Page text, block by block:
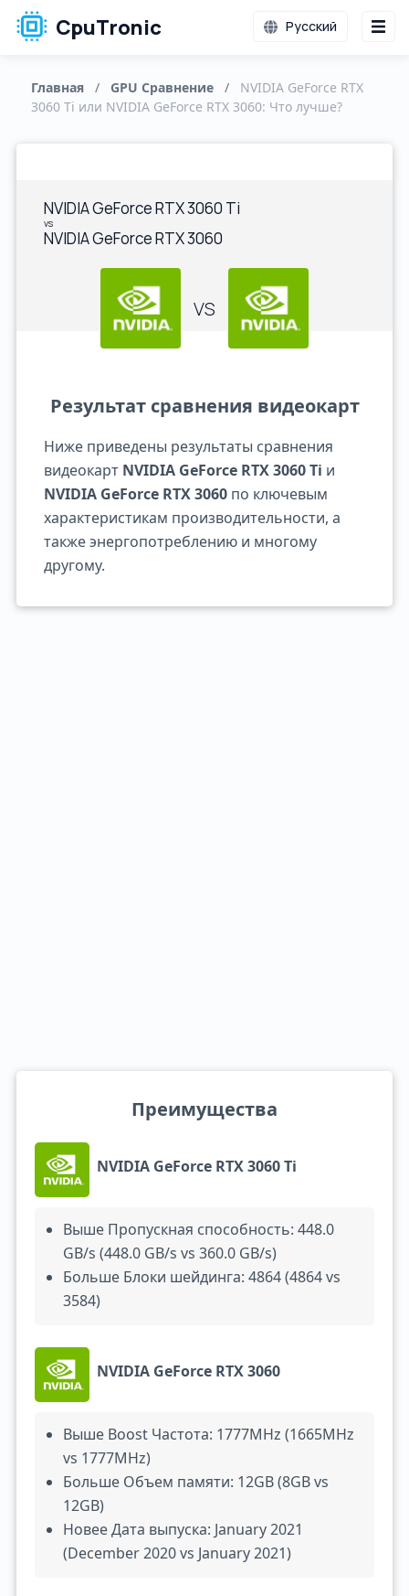
CpuTronic Русский
Главная / GPU Сравнение /
NVIDIA GeForce RTX
3060 Ti или NVIDIA GeForce RTX 3060: Что лучше?
NVIDIA GeForce RTX 3060 Ti
vs
NVIDIA GeForce RTX 3060
VS
Результат сравнения видеокарт
Ниже приведены результаты сравнения
видеокарт NVIDIA GeForce RTX 3060 Ti и
NVIDIA GeForce RTX 3060по ключевым
характеристикам производительности, а
также энергопотреблению и многому
другому.
Преимущества
NVIDIA GeForce RTX 3060 Ti
Выше Пропускная способность: 448.0
GB/s (448.0 GB/s vs 360.0 GB/s)
Больше Блоки шейдинга: 4864 (4864 vs
3584)
NVIDIA GeForce RTX 3060
Выше Boost Частота: 1777MHz (1665MHz
vs 1777MHz)
Больше Объем памяти: 12GB (8GB vs
12GB)
Новее Дата выпуска: January 2021
(December 2020 vs January 2021)